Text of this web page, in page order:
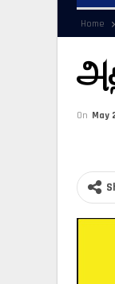
Home
On May